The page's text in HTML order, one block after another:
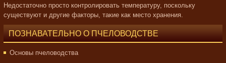
Недостаточно просто контролировать температуру, поскольку
существуют и другие факторы, такие как место хранения.
ПОЗНАВАТЕЛЬНО О ПЧЕЛОВОДСТВЕ
Основы пчеловодства